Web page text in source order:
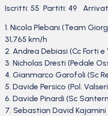
Iscritti: 55 Partiti: 49
1. Nicola Plebani (Team
31,765 km/h
2. Andrea Debiasi (Cc Forti e
3. Nicholas Dresti (Pedale
4. Gianmarco Garofoli (Sc
5. Davide Persico (Pol.
6. Davide Pinardi (Sc
7. Sebastian David Kajamini